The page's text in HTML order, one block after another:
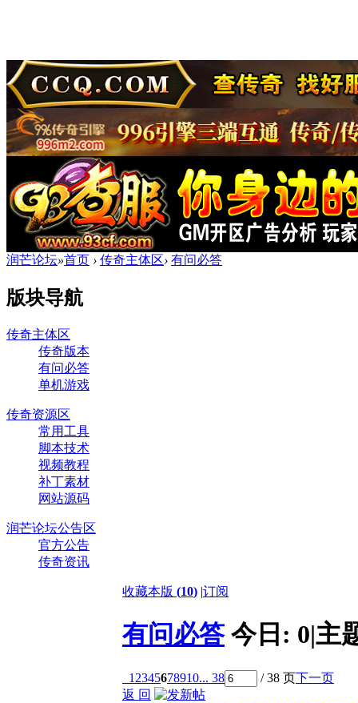
润芒论坛»首页 › 传奇主体区› 有问必答
版块导航
传奇主体区
传奇版本
有问必答
单机游戏
传奇资源区
常用工具
脚本技术
视频教程
补丁素材
网站源码
润芒论坛公告区
官方公告
传奇资讯
收藏本版 (10) |订阅
有问必答 今日: 0|主
1 2345678910... 38 / 38 页下一页
返 回